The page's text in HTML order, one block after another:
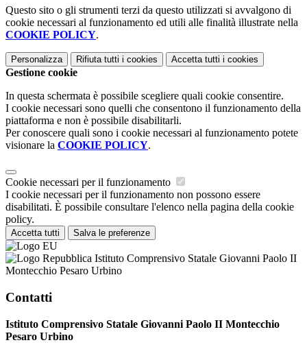
Questo sito o gli strumenti terzi da questo utilizzati si avvalgono di
cookie necessari al funzionamento ed utili alle finalità illustrate nella
COOKIE POLICY.
Personalizza Rifiuta tutti i cookies Accetta tutti i cookies
Gestione cookie
In questa schermata è possibile scegliere quali cookie consentire.
I cookie necessari sono quelli che consentono il funzionamento della
piattaforma e non è possibile disabilitarli.
Per conoscere quali sono i cookie necessari al funzionamento potete
visionare la COOKIE POLICY.
Cookie necessari per il funzionamento
I cookie necessari per il funzionamento non possono essere
disabilitati. È possibile consultare l'elenco nella pagina della cookie
policy.
Accetta tutti Salva le preferenze
Istituto Comprensivo Statale Giovanni Paolo II
Montecchio Pesaro Urbino
Contatti
Istituto Comprensivo Statale Giovanni Paolo II Montecchio
Pesaro Urbino